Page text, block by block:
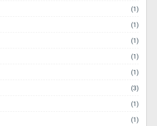
(1)
(1)
(1)
(1)
(1)
(3)
(1)
(1)